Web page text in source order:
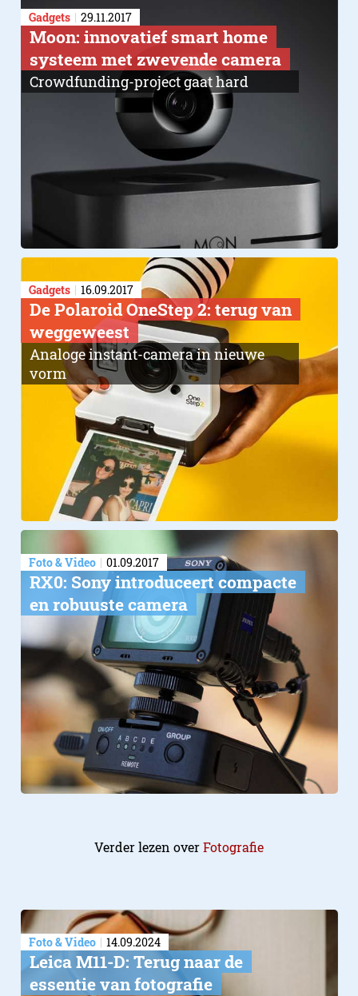
Gadgets 29.11.2017
Moon: innovatief smart home
systeem met zwevende camera
Crowdfunding-project gaat hard
Gadgets 16.09.2017
De Polaroid OneStep 2: terug van
weggeweest
Analoge instant-camera in nieuwe
vorm
Foto & Video 01.09.2017
RX0: Sony introduceert compacte
en robuuste camera
Verder lezen overFotografie
Foto & Video 14.09.2024
Leica M11-D: Terug naar de
essentie van fotografie